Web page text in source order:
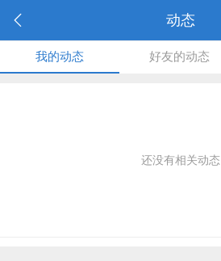
动态
我的动态 好友的动态
还没有相关动态